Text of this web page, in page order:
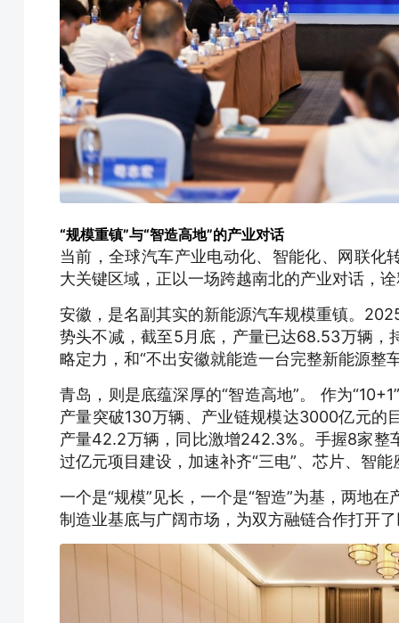
“规模重镇”与“智造高地”的产业对话
当前，全球汽车产业电动化、智能化、网联化
大关键区域，正以一场跨越南北的产业对话，
安徽，是名副其实的新能源汽车规模重镇。
势头不减，截至5月底，产量已达68.53万辆，
略定力，和“不出安徽就能造一台完整新能源整
青岛，则是底蕴深厚的“智造高地”。 作为
产量突破130万辆、产业链规模达3000亿元
产量42.2万辆，同比激增242.3%。手握8家整
过亿元项目建设，加速补齐“三电”、芯片、智
一个是“规模”见长，一个是“智造”为基，两地
制造业基底与广阔市场，为双方融链合作打开